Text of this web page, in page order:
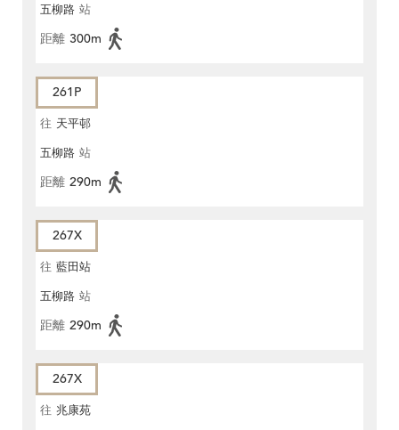
五柳路 站
距離 300m
261P
往 天平邨
五柳路 站
距離 290m
267X
往 藍田站
五柳路 站
距離 290m
267X
往 兆康苑